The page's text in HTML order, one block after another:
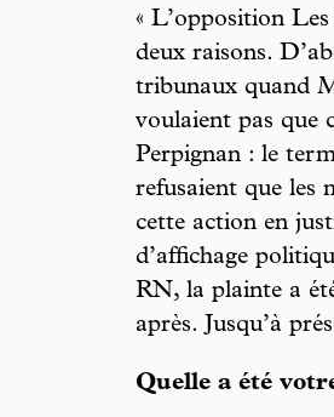
« L’opposition
deux raisons.
tribunaux quand
voulaient pas que
Perpignan : le
refusaient que les
cette action en
d’affichage
RN, la plainte a
après. Jusqu’à
Quelle a été